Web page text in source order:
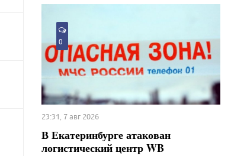
0
23:31, 7 авг 2026
В Екатеринбурге атакован
логистический центр WB